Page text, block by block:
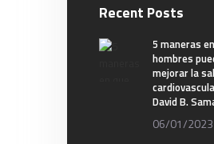
Recent Posts
5 maneras
hombres
mejorar la
David B.
06/01/2023